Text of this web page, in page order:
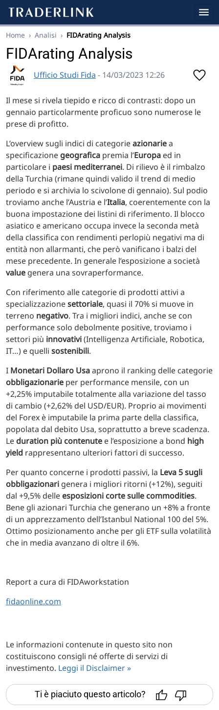
Home › Analisi › FIDArating Analysis
FIDArating Analysis
Ufficio Studi Fida - 14/03/2023 12:26
Il mese si rivela tiepido e ricco di contrasti: dopo un
gennaio particolarmente proficuo sono numerose le
prese di profitto.
L’overview sugli indici di categorieazionariea
specificazione geografica premia l’Europa ed in
particolare i paesi mediterranei. Di rilievo è il rimbalzo
della Turchia (rimane quindi valido il trend di medio
periodo e si archivia lo scivolone di gennaio). Sul podio
troviamo anche l’Austria e l’Italia, coerentemente con la
buona impostazione dei listini di riferimento. Il blocco
asiatico e americano occupa invece la seconda metà
della classifica con rendimenti perlopiù negativi ma di
entità non allarmanti, che però vanificano i balzi del
mese precedente. In generale l’esposizione a società
value genera una sovraperformance.
Con riferimento alle categorie di prodotti attivi a
specializzazionesettoriale, quasi il 70% si muove in
terreno negativo. Tra i migliori indici, anche se con
performance solo debolmente positive, troviamo i
settori più innovativi(Intelligenza Artificiale, Robotica,
IT…) e quelli sostenibili.
I Monetari Dollaro Usaaprono il ranking delle categorie
obbligazionarie per performance mensile, con un
+2,25% imputabile totalmente alla variazione del tasso
di cambio (+2,62% del USD/EUR). Proprio ai movimenti
del Forex è imputabile la prima parte della classifica,
popolata dal debito Usa, soprattutto a breve scadenza.
Le duration più contenute e l’esposizione a bond high
yield rappresentano ulteriori fattori di successo.
Per quanto concerne i prodotti passivi, la Leva 5 sugli
obbligazionari genera i migliori ritorni (+12%), seguiti
dal +9,5% delle esposizioni corte sulle commodities.
Bene gli azionari Turchia che generano un +8% a fronte
di un apprezzamento dell’Istanbul National 100 del 5%.
Ottimo posizionamento anche per gli ETF sulla volatilità
che in media avanzano di oltre il 6%.
Report a cura di FIDAworkstation
fidaonline.com
Le informazioni contenute in questo sito non
costituiscono consigli né offerte di servizi di
investimento. Leggi il Disclaimer »
Ti è piaciuto questo articolo?